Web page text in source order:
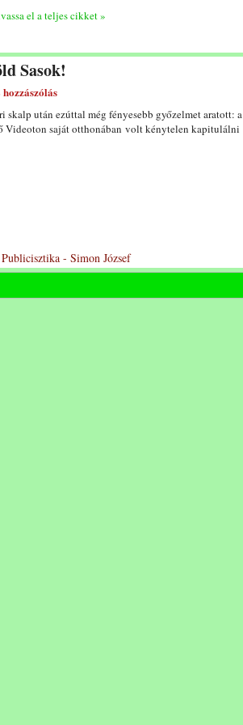
el a teljes cikket »
Sasok!
hozzászólás
skalp után ezúttal még fényesebb győzelmet aratott: a
Videoton saját otthonában volt kénytelen kapitulálni
Publicisztika - Simon József